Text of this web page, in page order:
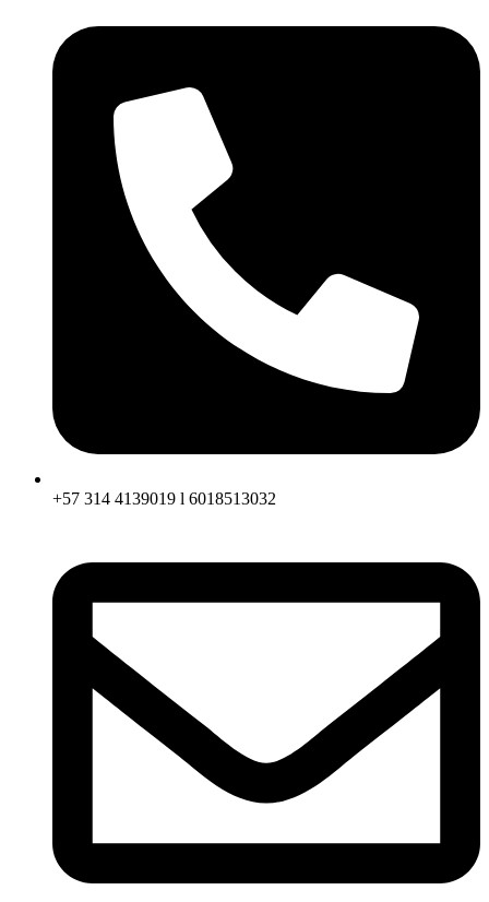
+57 314 4139019 l 6018513032